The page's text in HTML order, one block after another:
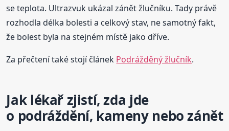
se teplota. Ultrazvuk ukázal zánět žlučníku. Tady právě
rozhodla délka bolesti a celkový stav, ne samotný fakt,
že bolest byla na stejném místě jako dříve.
Za přečtení také stojí článek Podrážděný žlučník.
Jak lékař zjistí, zda jde
o podráždění, kameny nebo zánět